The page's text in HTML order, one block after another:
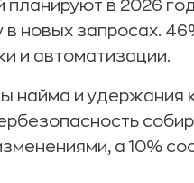
планируют в 2026
новых запросах.
и автоматизации.
найма и удержания
а 10%